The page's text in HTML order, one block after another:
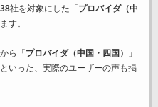
38社を対象にした「 プロバイダ（中
す。
ら「 プロバイダ（中国・四国）
」
いった、実際のユーザーの声も掲